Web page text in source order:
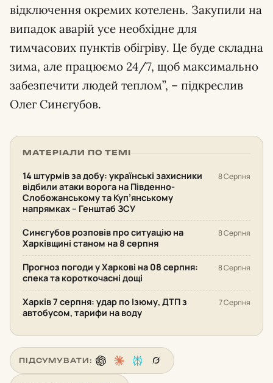
відключення окремих котелень. Закупили на
випадок аварій усе необхідне для
тимчасових пунктів обігріву. Це буде складна
зима, але працюємо 24/7, щоб максимально
забезпечити людей теплом”, – підкреслив
Олег Синєгубов.
МАТЕРІАЛИ ПО ТЕМІ
14 штурмів за добу: українські захисники
відбили атаки ворога на Південно-
Слобожанському та Куп’янському
напрямках – Генштаб ЗСУ
8 Серпня
Синєгубов розповів про ситуацію на
Харківщині станом на 8 серпня
8 Серпня
Прогноз погоди у Харкові на 08 серпня:
спека та короткочасні дощі
8 Серпня
Харків 7 серпня: удар по Ізюму, ДТП з
автобусом, тарифи на воду
7 Серпня
ПІДСУМУВАТИ: